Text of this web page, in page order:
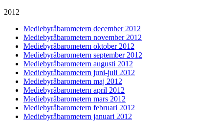
2012
Mediebyråbarometern december 2012
Mediebyråbarometern november 2012
Mediebyråbarometern oktober 2012
Mediebyråbarometern september 2012
Mediebyråbarometern augusti 2012
Mediebyråbarometern juni-juli 2012
Mediebyråbarometern maj 2012
Mediebyråbarometern april 2012
Mediebyråbarometern mars 2012
Mediebyråbarometern februari 2012
Mediebyråbarometern januari 2012